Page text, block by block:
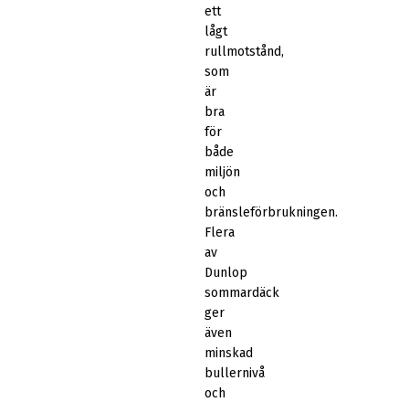
ett
lågt
rullmotstånd,
som
är
bra
för
både
miljön
och
bränsleförbrukningen.
Flera
av
Dunlop
sommardäck
ger
även
minskad
bullernivå
och